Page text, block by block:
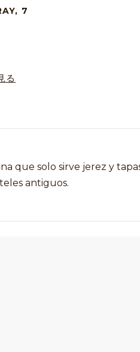
7
る
que solo sirve jerez y
antiguos.